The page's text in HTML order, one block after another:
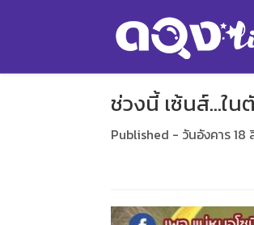
ช่วงนี้ เซ้นส์...ใ
Published - วันอังคาร 18